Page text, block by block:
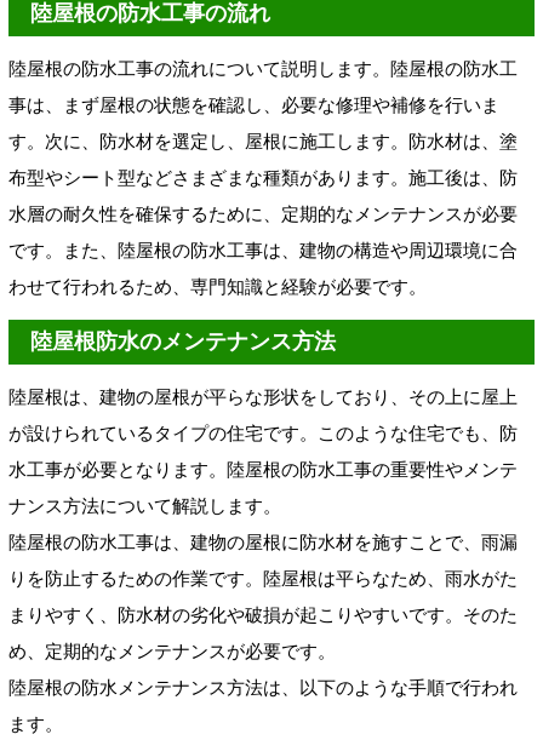
陸屋根の防水工事の流れ
陸屋根の防水工事の流れについて説明します。陸屋根の防水工
事は、まず屋根の状態を確認し、必要な修理や補修を行いま
す。次に、防水材を選定し、屋根に施工します。防水材は、塗
布型やシート型などさまざまな種類があります。施工後は、防
水層の耐久性を確保するために、定期的なメンテナンスが必要
です。また、陸屋根の防水工事は、建物の構造や周辺環境に合
わせて行われるため、専門知識と経験が必要です。
陸屋根防水のメンテナンス方法
陸屋根は、建物の屋根が平らな形状をしており、その上に屋上
が設けられているタイプの住宅です。このような住宅でも、防
水工事が必要となります。陸屋根の防水工事の重要性やメンテ
ナンス方法について解説します。
陸屋根の防水工事は、建物の屋根に防水材を施すことで、雨漏
りを防止するための作業です。陸屋根は平らなため、雨水がた
まりやすく、防水材の劣化や破損が起こりやすいです。そのた
め、定期的なメンテナンスが必要です。
陸屋根の防水メンテナンス方法は、以下のような手順で行われ
ます。